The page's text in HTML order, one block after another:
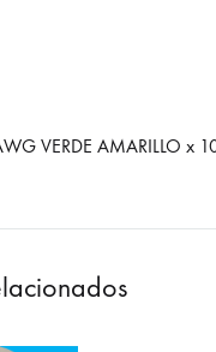
VERDE AMARILLO x